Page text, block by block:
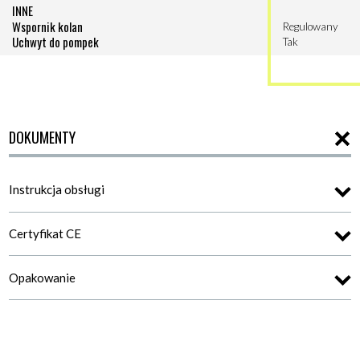
INNE
Wspornik kolan
Uchwyt do pompek
Regulowany
Tak
DOKUMENTY
Instrukcja obsługi
Certyfikat CE
Opakowanie